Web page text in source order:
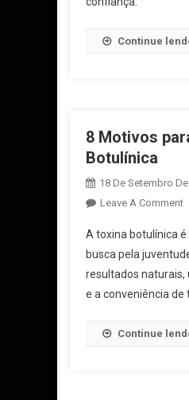
Continue
8 Motivos
Botulínica
18 De Setembro
Leave A Comment
A toxina botulínica
busca pela
resultados
e a conveniência
Continue